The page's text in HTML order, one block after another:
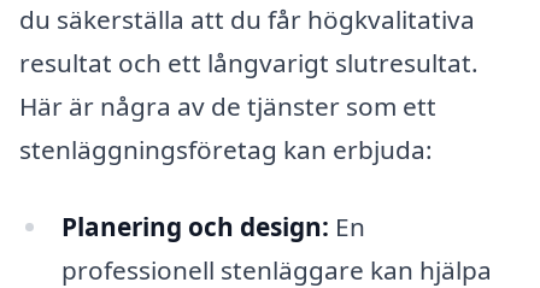
du säkerställa att du får högkvalitativa
resultat och ett långvarigt slutresultat.
Här är några av de tjänster som ett
stenläggningsföretag kan erbjuda:
Planering och design: En
professionell stenläggare kan hjälpa